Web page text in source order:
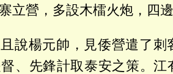
立營，多設木檑火炮，四邊
說楊元帥，見倭營遣了刺
、先鋒計取泰安之策。